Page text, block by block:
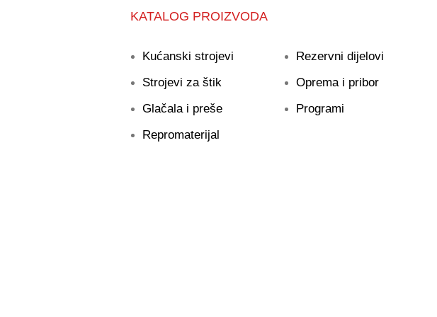
KATALOG PROIZVODA
Kućanski strojevi
Strojevi za štik
Glačala i preše
Repromaterijal
Rezervni dijelovi
Oprema i pribor
Programi